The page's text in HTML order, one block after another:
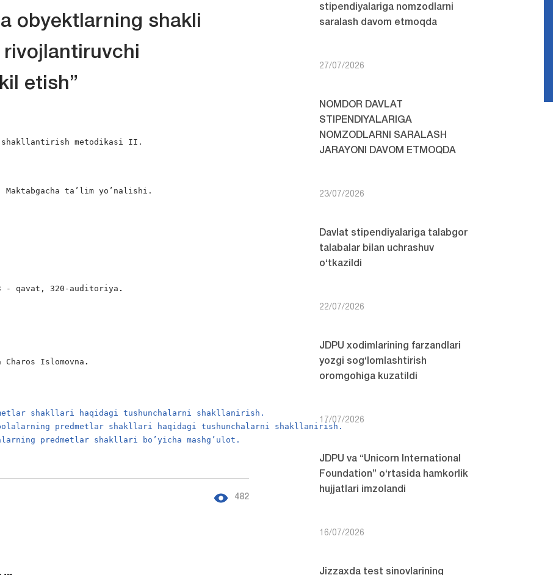
obyektlarning shakli
rivojlantiruvchi
etish”
shakllantirish metodikasi II.
ta’lim yo’nalishi.
- qavat, 320-auditoriya .
Charos Islomovna .
shakllari haqidagi tushunchalarni shakllanirish.
predmetlar shakllari haqidagi tushunchalarni shakllanirish.
predmetlar shakllari bo’yicha mashg’ulot.
482
stipendiyalariga nomzodlarni
saralash davom etmoqda
27/07/2026
NOMDOR DAVLAT
STIPENDIYALARIGA
NOMZODLARNI SARALASH
JARAYONI DAVOM ETMOQDA
23/07/2026
Davlat stipendiyalariga talabgor
talabalar bilan uchrashuv
o‘tkazildi
22/07/2026
JDPU xodimlarining farzandlari
yozgi sog‘lomlashtirish
oromgohiga kuzatildi
17/07/2026
JDPU va “Unicorn International
Foundation” o‘rtasida hamkorlik
hujjatlari imzolandi
16/07/2026
Jizzaxda test sinovlarining